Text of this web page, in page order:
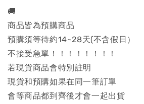
🚚
商品皆為預購商品
預購須等待約14~28天(不含假日）
不接受急單！！！！！！！！
若現貨商品會特別註明
現貨和預購如果在同一筆訂單
會等商品都到齊後才會一起出貨